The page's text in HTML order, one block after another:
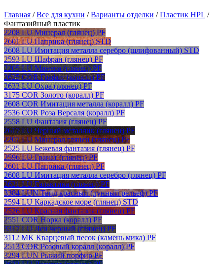
Главная /Все для кухни /Варианты отделки /Пластик HPL /
Фантазийный пластик
2208 LU Минерал (глянец) PF
2601 LU Паприка (глянец) STD
2608 LU Имитация металла серебро (шлифованный) STD
2593 LU Шафран (глянец) PF
2205 LU Минера (глянец) PF
2625 COR Графит (коралл) PF
2633 LU Охра (глянец) PF
3175 COR Золото (коралл) PF
2608 COR Имитация металла (коралл) PF
2536 COR Роза Версаля (коралл) PF
2558 LU Фантазия (глянец) PF
2617 LU Черный металлик (глянец) PF
2207 LU Минерал глянец (глянец) PF
2525 LU Бежевая фантазия (глянец) PF
2596 LU Гранат (глянец) PF
2601 LU Паприка (глянец) PF
2608 LU Имитация металла серебро (глянец) PF
2621 LU Галактика (глянец) PF
3384 LUN Твид красный (лунный рельеф) PF
2594 LU Каркадское море (глянец) STD
2526 LU Красная фантазия (глянец) PF
2551 COR Норка (коралл) PF
3317 LU Лен черный (глянец) PF
3112 MK Кварцевый песок (камень мика) PF
2513 COR Розовый коралл (коралл) PF
3294 LUN Рыжий порфир PF